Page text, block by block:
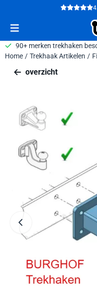
Cookievoorkeuren zijn
90+ merken trekhaken
Home / Trekhaak Artikelen /
overzicht